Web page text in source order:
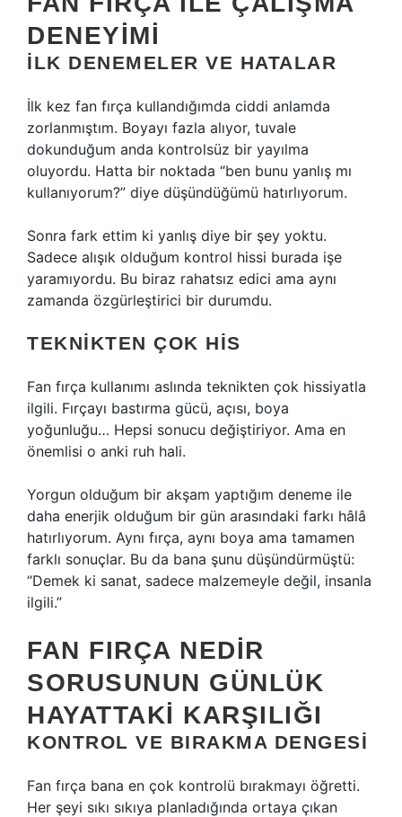
DENEYIMI
İLK DENEMELER VE HATALAR
İlk kez fan fırça kullandığımda ciddi anlamda
zorlanmıştım. Boyayı fazla alıyor, tuvale
dokunduğum anda kontrolsüz bir yayılma
oluyordu. Hatta bir noktada “ben bunu yanlış mı
kullanıyorum?” diye düşündüğümü hatırlıyorum.
Sonra fark ettim ki yanlış diye bir şey yoktu.
Sadece alışık olduğum kontrol hissi burada işe
yaramıyordu. Bu biraz rahatsız edici ama aynı
zamanda özgürleştirici bir durumdu.
TEKNIKTEN ÇOK HIS
Fan fırça kullanımı aslında teknikten çok hissiyatla
ilgili. Fırçayı bastırma gücü, açısı, boya
yoğunluğu… Hepsi sonucu değiştiriyor. Ama en
önemlisi o anki ruh hali.
Yorgun olduğum bir akşam yaptığım deneme ile
daha enerjik olduğum bir gün arasındaki farkı hâlâ
hatırlıyorum. Aynı fırça, aynı boya ama tamamen
farklı sonuçlar. Bu da bana şunu düşündürmüştü:
“Demek ki sanat, sadece malzemeyle değil, insanla
ilgili.”
FAN FIRÇA NEDIR
SORUSUNUN GÜNLÜK
HAYATTAKI KARŞILIĞI
KONTROL VE BIRAKMA DENGESI
Fan fırça bana en çok kontrolü bırakmayı öğretti.
Her şeyi sıkı sıkıya planladığında ortaya çıkan